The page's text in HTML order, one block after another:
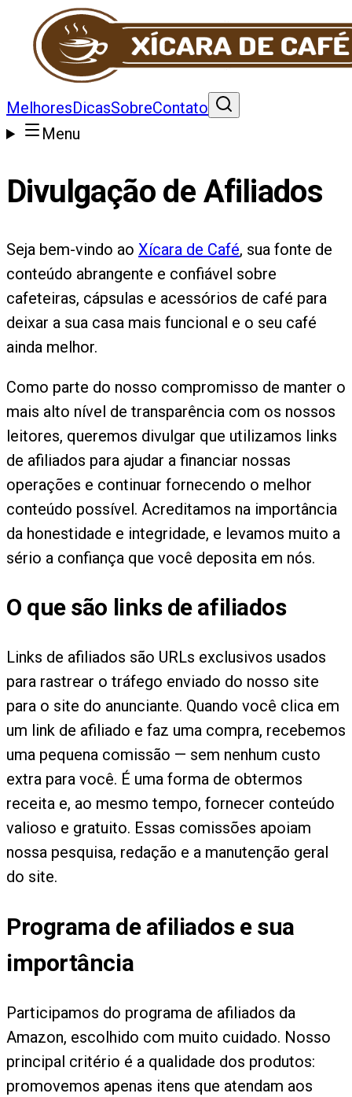
MelhoresDicasSobreContato
Menu
Divulgação de Afiliados
Seja bem-vindo ao Xícara de Café, sua fonte de
conteúdo abrangente e confiável sobre
cafeteiras, cápsulas e acessórios de café para
deixar a sua casa mais funcional e o seu café
ainda melhor.
Como parte do nosso compromisso de manter o
mais alto nível de transparência com os nossos
leitores, queremos divulgar que utilizamos links
de afiliados para ajudar a financiar nossas
operações e continuar fornecendo o melhor
conteúdo possível. Acreditamos na importância
da honestidade e integridade, e levamos muito a
sério a confiança que você deposita em nós.
O que são links de afiliados
Links de afiliados são URLs exclusivos usados
para rastrear o tráfego enviado do nosso site
para o site do anunciante. Quando você clica em
um link de afiliado e faz uma compra, recebemos
uma pequena comissão — sem nenhum custo
extra para você. É uma forma de obtermos
receita e, ao mesmo tempo, fornecer conteúdo
valioso e gratuito. Essas comissões apoiam
nossa pesquisa, redação e a manutenção geral
do site.
Programa de afiliados e sua
importância
Participamos do programa de afiliados da
Amazon, escolhido com muito cuidado. Nosso
principal critério é a qualidade dos produtos:
promovemos apenas itens que atendam aos